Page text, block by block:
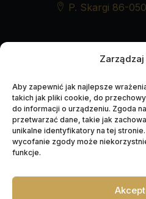
Aby zapewnić jak najlepsze
takich jak pliki cookie, do
do informacji o urządzeniu. Zgoda
przetwarzać dane, takie jak
unikalne identyfikatory na tej
wycofanie zgody może
funkcje.
P. Skargi 86-
UDOSTĘPNIJ